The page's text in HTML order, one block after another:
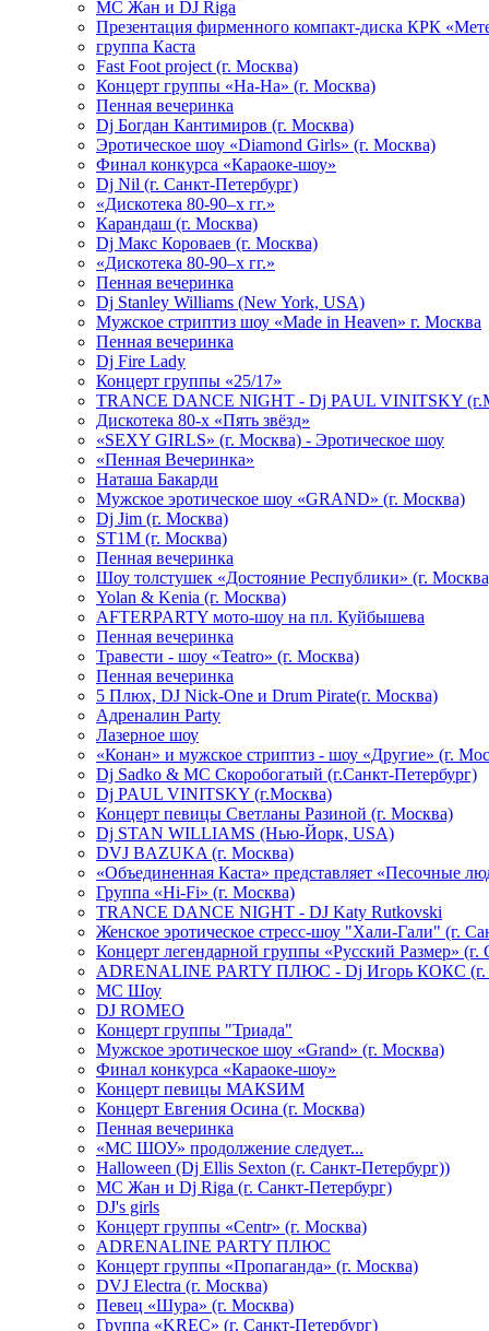
МС Жан и DJ Riga
Презентация фирменного компакт-диска КРК
группа Каста
Fast Foot project (г. Москва)
Концерт группы «На-На» (г. Москва)
Пенная вечеринка
Dj Богдан Кантимиров (г. Москва)
Эротическое шоу «Diamond Girls» (г. Москва)
Финал конкурса «Караоке-шоу»
Dj Nil (г. Санкт-Петербург)
«Дискотека 80-90–х гг.»
Карандаш (г. Москва)
Dj Макс Короваев (г. Москва)
«Дискотека 80-90–х гг.»
Пенная вечеринка
Dj Stanley Williams (New York, USA)
Мужское стриптиз шоу «Made in Heaven» г. Москва
Пенная вечеринка
Dj Fire Lady
Концерт группы «25/17»
TRANCE DANCE NIGHT - Dj PAUL VINITSKY
Дискотека 80-х «Пять звёзд»
«SEXY GIRLS» (г. Москва) - Эротическое шоу
«Пенная Вечеринка»
Hаташа Бакарди
Мужское эротическое шоу «GRAND» (г. Москва)
Dj Jim (г. Москва)
ST1M (г. Москва)
Пенная вечеринка
Шоу толстушек «Достояние Республики» (г.
Yolan & Kenia (г. Москва)
AFTERPARTY мото-шоу на пл. Куйбышева
Пенная вечеринка
Травести - шоу «Teatro» (г. Москва)
Пенная вечеринка
5 Плюх, DJ Nick-One и Drum Pirate(г. Москва)
Адреналин Party
Лазерное шоу
«Конан» и мужское стриптиз - шоу «Другие» (г.
Dj Sadko & МС Скоробогатый (г.Санкт-Петербург)
Dj PAUL VINITSKY (г.Москва)
Концерт певицы Светланы Разиной (г. Москва)
Dj STAN WILLIAMS (Нью-Йорк, USA)
DVJ BAZUKA (г. Москва)
«Объединенная Каста» представляет «Песочные
Группа «Hi-Fi» (г. Москва)
TRANCE DANCE NIGHT - DJ Katy Rutkovski
Женское эротическое стресс-шоу "Хали-Гали" (г.
Концерт легендарной группы «Русский Размер» (г.
ADRENALINE PARTY ПЛЮС - Dj Игорь КОКС (г.
MC Шоу
DJ ROMEO
Концерт группы "Триада"
Мужское эротическое шоу «Grand» (г. Москва)
Финал конкурса «Караоке-шоу»
Концерт певицы МАКSИМ
Концерт Евгения Осина (г. Москва)
Пенная вечеринка
«МС ШОУ» продолжение следует...
Halloween (Dj Ellis Sexton (г. Санкт-Петербург))
МС Жан и Dj Riga (г. Санкт-Петербург)
DJ's girls
Концерт группы «Centr» (г. Москва)
ADRENALINE PARTY ПЛЮС
Концерт группы «Пропаганда» (г. Москва)
DVJ Electra (г. Москва)
Певец «Шура» (г. Москва)
Группа «KREC» (г. Санкт-Петербург)